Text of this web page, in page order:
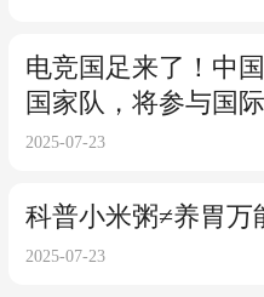
国家队，将参与国
的各类电竞足球赛
2025-07-23
2025-07-23